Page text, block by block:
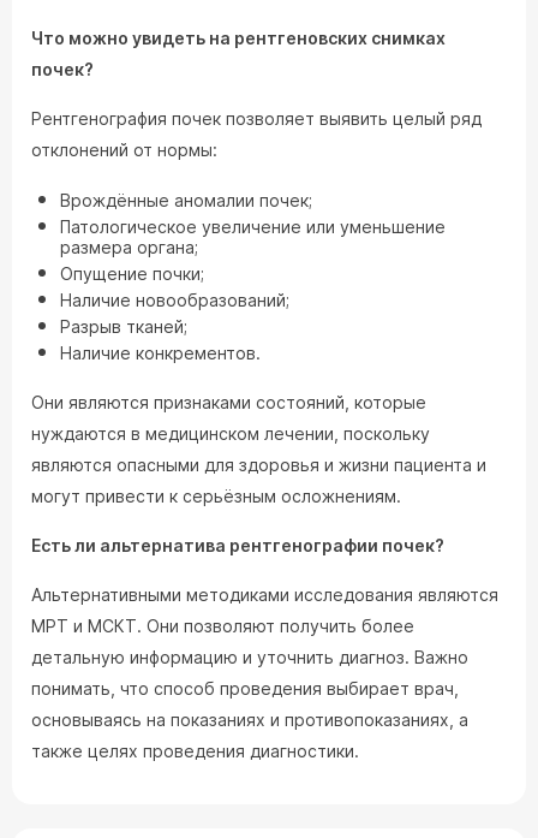
Что можно увидеть на рентгеновских снимках
почек?
Рентгенография почек позволяет выявить целый ряд
отклонений от нормы:
Врождённые аномалии почек;
Патологическое увеличение или уменьшение
размера органа;
Опущение почки;
Наличие новообразований;
Разрыв тканей;
Наличие конкрементов.
Они являются признаками состояний, которые
нуждаются в медицинском лечении, поскольку
являются опасными для здоровья и жизни пациента и
могут привести к серьёзным осложнениям.
Есть ли альтернатива рентгенографии почек?
Альтернативными методиками исследования являются
МРТ и МСКТ. Они позволяют получить более
детальную информацию и уточнить диагноз. Важно
понимать, что способ проведения выбирает врач,
основываясь на показаниях и противопоказаниях, а
также целях проведения диагностики.